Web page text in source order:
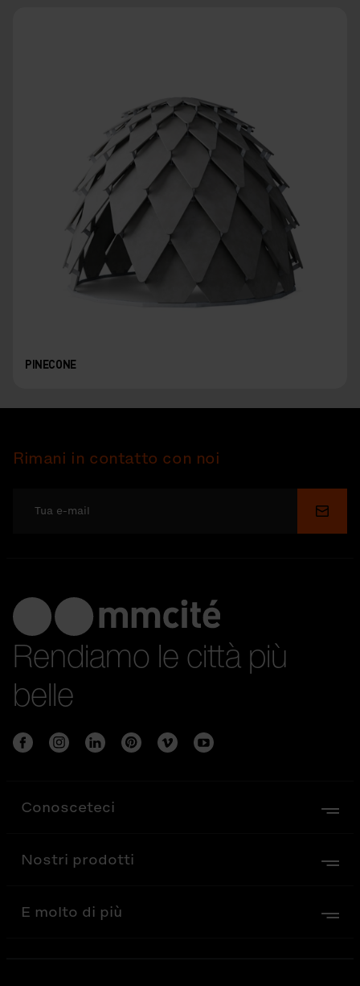
PINECONE
Rimani in contatto con noi
Invia
Rendiamo le città più
belle
Conosceteci
Nostri prodotti
E molto di più